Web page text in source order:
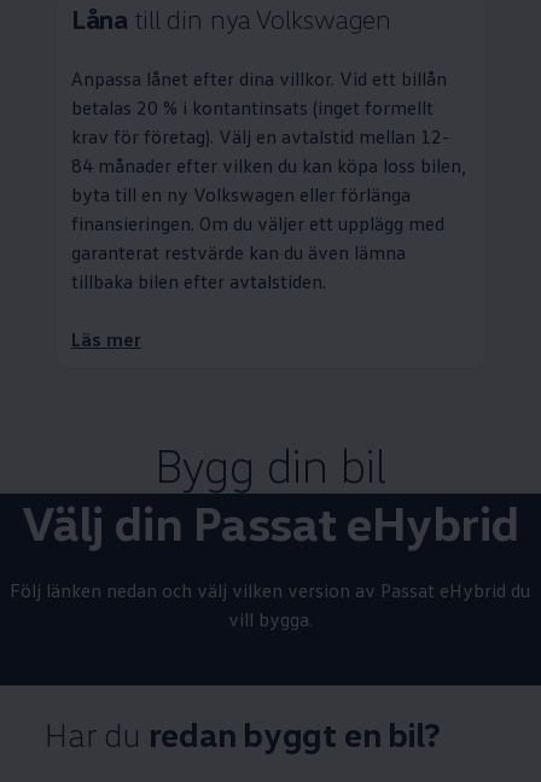
Låna till din nya Volkswagen
Anpassa lånet efter dina villkor. Vid ett billån
betalas 20 % i kontantinsats (inget formellt
krav för företag). Välj en avtalstid mellan 12-
84 månader efter vilken du kan köpa loss bilen,
byta till en ny Volkswagen eller förlänga
finansieringen. Om du väljer ett upplägg med
garanterat restvärde kan du även lämna
tillbaka bilen efter avtalstiden.
Läs mer
Bygg din bil
Välj din Passat eHybrid
Följ länken nedan och välj vilken version av Passat eHybrid du
vill bygga.
Har du redan byggt en bil?